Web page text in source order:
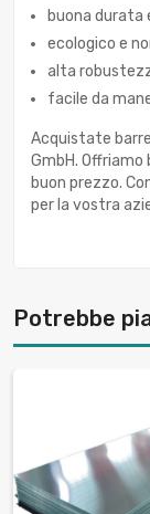
buona durata
ecologico e
alta
facile da
Acquistate
GmbH.
buon prezzo.
per la vostra
Potrebbe